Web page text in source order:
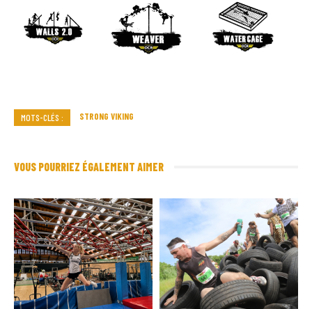
MOTS-CLÉS : STRONG VIKING
VOUS POURRIEZ ÉGALEMENT AIMER